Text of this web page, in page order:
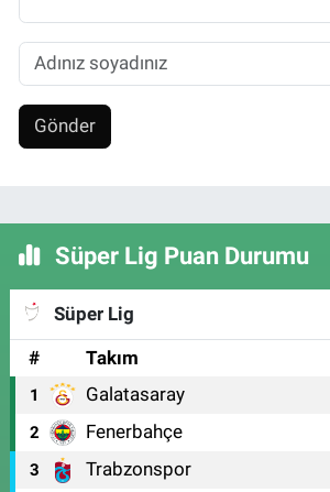
Gönder
Süper Lig Puan Durumu
Süper Lig
#
Takım
1 Galatasaray
2 Fenerbahçe
3 Trabzonspor